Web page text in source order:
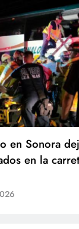
en Sonora
en la